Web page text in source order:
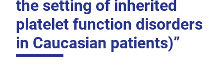
the setting of inherited
platelet function disorders
in Caucasian patients)”